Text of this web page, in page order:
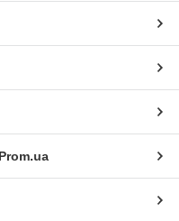
Prom.ua